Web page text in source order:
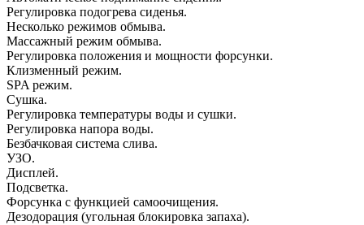
Регулировка подогрева сиденья.
Несколько режимов обмыва.
Массажный режим обмыва.
Регулировка положения и мощности форсунки.
Клизменный режим.
SPA режим.
Сушка.
Регулировка температуры воды и сушки.
Регулировка напора воды.
Безбачковая система слива.
УЗО.
Дисплей.
Подсветка.
Форсунка с функцией самоочищения.
Дезодорация (угольная блокировка запаха).